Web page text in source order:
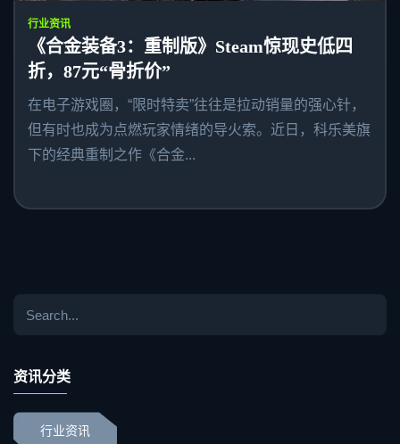
行业资讯
《合金装备3：重制版》Steam惊现史低四
折，87元“骨折价”
在电子游戏圈，“限时特卖”往往是拉动销量的强心针，
但有时也成为点燃玩家情绪的导火索。近日，科乐美旗
下的经典重制之作《合金...
资讯分类
行业资讯